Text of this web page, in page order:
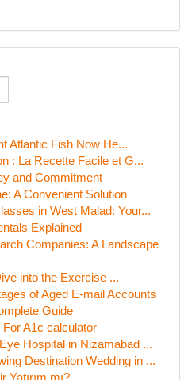
Atlantic Fish Now He...
: La Recette Facile et G...
and Commitment
A Convenient Solution
in West Malad: Your...
Explained
Companies: A Landscape
into the Exercise ...
of Aged E-mail Accounts
Guide
A1c calculator
Hospital in Nizamabad ...
Destination Wedding in ...